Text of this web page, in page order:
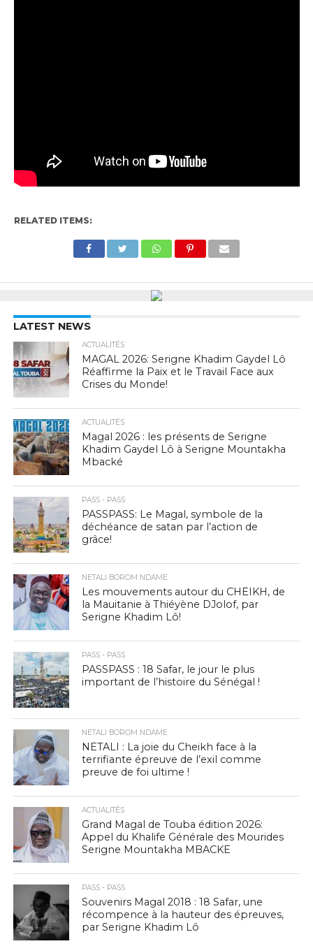
RELATED ITEMS:
LATEST NEWS
ACTUALITÉS
MAGAL 2026: Serigne Khadim Gaydel Lô
Réaffirme la Paix et le Travail Face aux
Crises du Monde!
ACTUALITÉS
Magal 2026 : les présents de Serigne
Khadim Gaydel Lô à Serigne Mountakha
Mbacké
PASS - PASS
PASSPASS: Le Magal, symbole de la
déchéance de satan par l’action de
grâce!
NETALI BOROM NDAME
Les mouvements autour du CHEIKH, de
la Mauitanie à Thiéyène DJolof, par
Serigne Khadim Lô!
PASS - PASS
PASSPASS : 18 Safar, le jour le plus
important de l’histoire du Sénégal !
NETALI BOROM NDAME
NETALI : La joie du Cheikh face à la
terrifiante épreuve de l’exil comme
preuve de foi ultime !
ACTUALITÉS
Grand Magal de Touba édition 2026:
Appel du Khalife Générale des Mourides
Serigne Mountakha MBACKE
PASS - PASS
Souvenirs Magal 2018 : 18 Safar, une
récompence à la hauteur des épreuves,
par Serigne Khadim Lô